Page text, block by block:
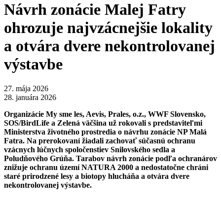
Návrh zonácie Malej Fatry
ohrozuje najvzácnejšie lokality
a otvára dvere nekontrolovanej
výstavbe
27. mája 2026
28. januára 2026
Organizácie My sme les, Aevis, Prales, o.z., WWF Slovensko,
SOS/BirdLife a Zelená väčšina už rokovali s predstaviteľmi
Ministerstva životného prostredia o návrhu zonácie NP Malá
Fatra. Na prerokovaní žiadali zachovať súčasnú ochranu
vzácnych lúčnych spoločenstiev Snilovského sedla a
Poludňového Grúňa. Tarabov návrh zonácie podľa ochranárov
znižuje ochranu území NATURA 2000 a nedostatočne chráni
staré prirodzené lesy a biotopy hlucháňa a otvára dvere
nekontrolovanej výstavbe.